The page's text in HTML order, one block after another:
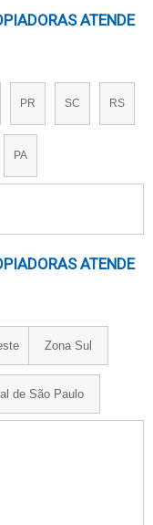
ATENDE
PR SC RS
PA
ATENDE
Zona Sul
de São Paulo